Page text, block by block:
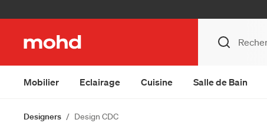
Mobilier Eclairage Cuisine Salle de Bain
Designers Design CDC